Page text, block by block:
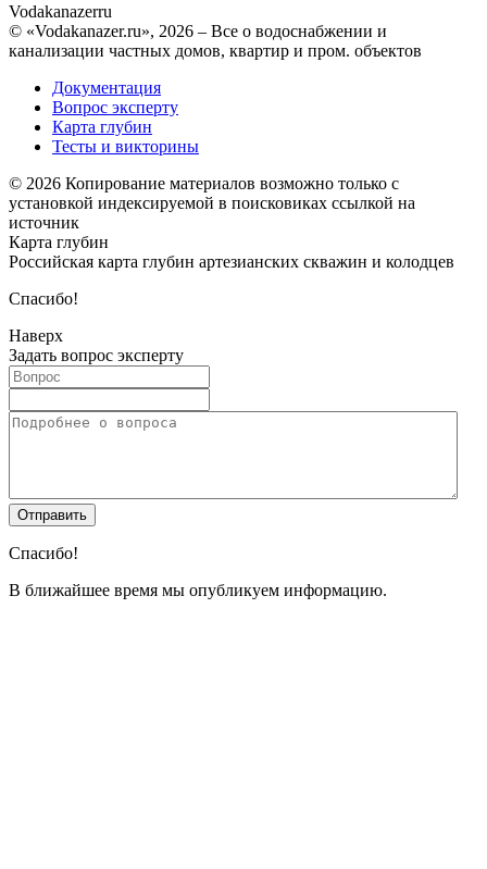
Vodakanazerru
© «Vodakanazer.ru», 2026 – Все о водоснабжении и
канализации частных домов, квартир и пром. объектов
Документация
Вопрос эксперту
Карта глубин
Тесты и викторины
© 2026 Копирование материалов возможно только с
установкой индексируемой в поисковиках ссылкой на
источник
Карта глубин
Российская карта глубин артезианских скважин и колодцев
Спасибо!
Наверх
Задать вопрос эксперту
Спасибо!
В ближайшее время мы опубликуем информацию.